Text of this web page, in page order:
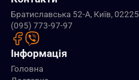
Братиславська 52-А, Київ, 02225
(095) 773-97-97
Інформація
Головна